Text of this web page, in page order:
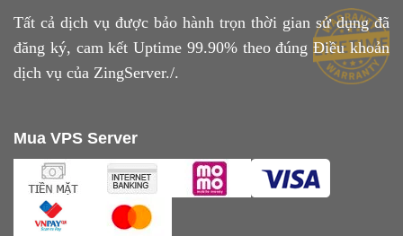
Tất cả dịch vụ được bảo hành trọn thời gian sử dụng đã
đăng ký, cam kết Uptime 99.90% theo đúngĐiều khoản
dịch vụ của ZingServer./.
Mua VPS Server